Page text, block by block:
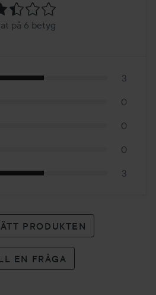
på 6 betyg
3
0
0
0
3
PRODUKTEN
EN FRÅGA